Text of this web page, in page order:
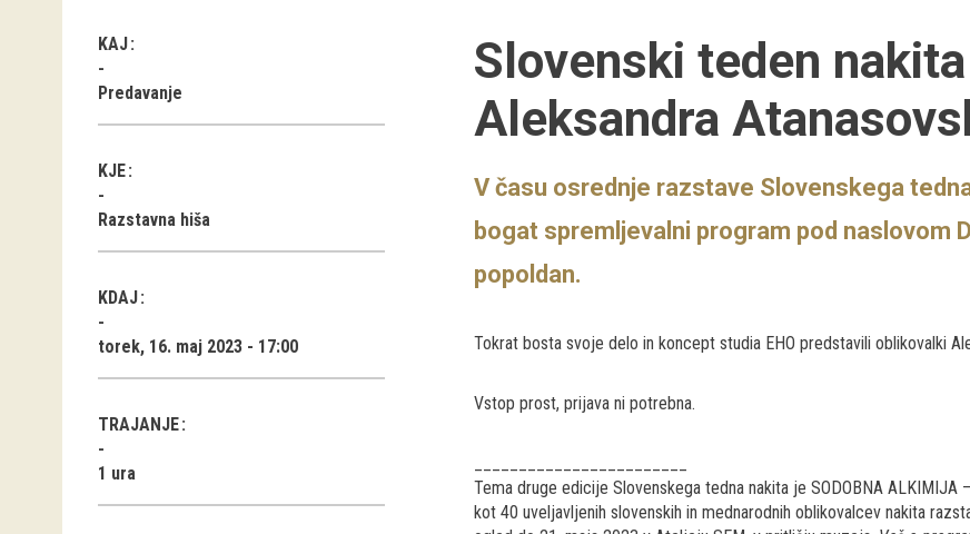
KAJ
Predavanje
KJE
Razstavna hiša
KDAJ
torek, 16. maj 2023 - 17:00
TRAJANJE
1 ura
Slovenski teden
Aleksandra
V času osrednje razstave Slovenskega
bogat spremljevalni program pod naslovom
popoldan.
Tokrat bosta svoje delo in koncept studia EHO predstavili oblikovalki
Vstop prost, prijava ni potrebna.
Tema druge edicije Slovenskega tedna nakita je SODOBNA
kot 40 uveljavljenih slovenskih in mednarodnih oblikovalcev nakita